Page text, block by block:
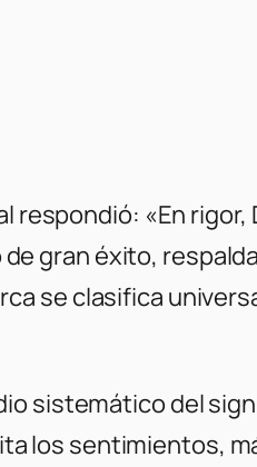
respondió: «En rigor,
gran éxito,
se clasifica
sistemático del
los sentimientos,